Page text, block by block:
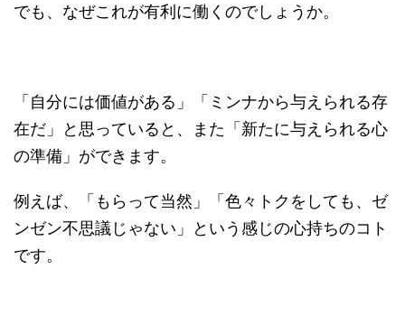
でも、なぜこれが有利に働くのでしょうか。
「自分には価値がある」「ミンナから与えられる存
在だ」と思っていると、また「新たに与えられる心
の準備」ができます。
例えば、「もらって当然」「色々トクをしても、ゼ
ンゼン不思議じゃない」という感じの心持ちのコト
です。